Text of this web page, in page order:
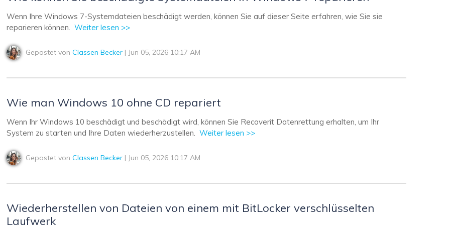
Alle Produkte ansehen
Wiederherstellung
ZIP-
Email-
Wiederherstellung
PPT-
PDF-
Systemwiederherstellung
Formatierte Festplatte
wiederherstellen
Wiederherstellung nach
ALLE FUNKTIONEN ENTDECKEN
Wenn Ihre Windows 7-Systemdateien beschädigt werden, können Sie auf dieser Seite erfahren, wie Sie sie
reparieren können. Weiter lesen >>
Gepostet vonClassen Becker | Jun 05, 2026 10:17 AM
Wie man Windows 10 ohne CD repariert
Wenn Ihr Windows 10 beschädigt und beschädigt wird, können Sie Recoverit Datenrettung erhalten, um Ihr
System zu starten und Ihre Daten wiederherzustellen. Weiter lesen >>
Gepostet vonClassen Becker | Jun 05, 2026 10:17 AM
Wiederherstellen von Dateien von einem mit BitLocker verschlüsselten
Laufwerk